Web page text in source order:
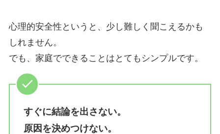
心理的安全性というと、少し難しく聞こえるかも
しれません。
でも、家庭でできることはとてもシンプルです。
すぐに結論を出さない。
原因を決めつけない。